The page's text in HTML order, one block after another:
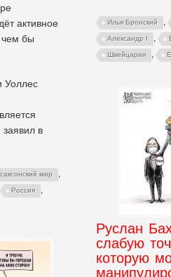
Илья Бронский ,
Александр I ,
Швейцария ,
активное
чем бы
Уоллес
в
мир ,
Россия ,
Руслан
слабую
которую